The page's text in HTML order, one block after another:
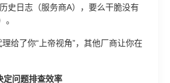
史日志（服务商A），要么干脆没有
。
理给了你“上帝视角”，其他厂商让你在
定问题排查效率